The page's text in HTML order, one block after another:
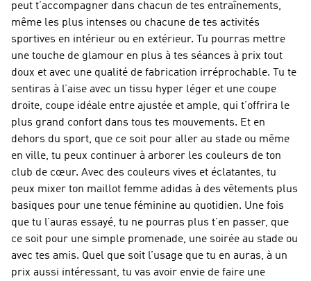
peut t’accompagner dans chacun de tes entraînements,
même les plus intenses ou chacune de tes activités
sportives en intérieur ou en extérieur. Tu pourras mettre
une touche de glamour en plus à tes séances à prix tout
doux et avec une qualité de fabrication irréprochable. Tu te
sentiras à l’aise avec un tissu hyper léger et une coupe
droite, coupe idéale entre ajustée et ample, qui t’offrira le
plus grand confort dans tous tes mouvements. Et en
dehors du sport, que ce soit pour aller au stade ou même
en ville, tu peux continuer à arborer les couleurs de ton
club de cœur. Avec des couleurs vives et éclatantes, tu
peux mixer ton maillot femme adidas à des vêtements plus
basiques pour une tenue féminine au quotidien. Une fois
que tu l’auras essayé, tu ne pourras plus t’en passer, que
ce soit pour une simple promenade, une soirée au stade ou
avec tes amis. Quel que soit l’usage que tu en auras, à un
prix aussi intéressant, tu vas avoir envie de faire une